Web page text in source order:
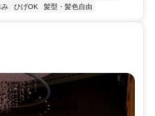
み ひげOK 髪型・髪色自由